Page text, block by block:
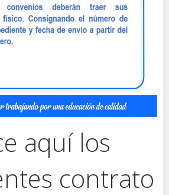
aquí los
contrato